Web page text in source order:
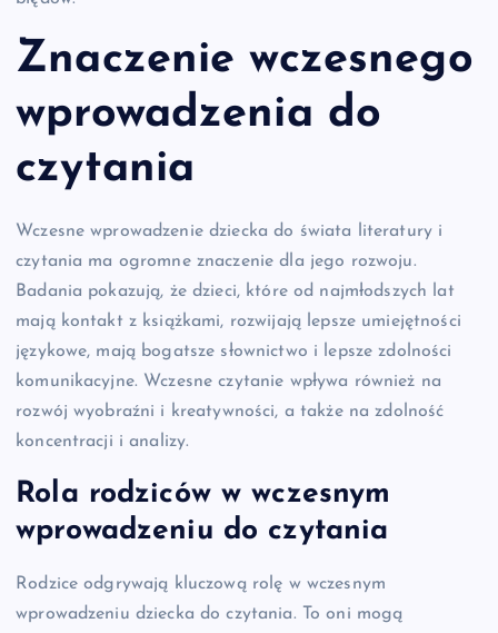
Znaczenie wczesnego
wprowadzenia do
czytania
Wczesne wprowadzenie dziecka do świata literatury i
czytania ma ogromne znaczenie dla jego rozwoju.
Badania pokazują, że dzieci, które od najmłodszych lat
mają kontakt z książkami, rozwijają lepsze umiejętności
językowe, mają bogatsze słownictwo i lepsze zdolności
komunikacyjne. Wczesne czytanie wpływa również na
rozwój wyobraźni i kreatywności, a także na zdolność
koncentracji i analizy.
Rola rodziców w wczesnym
wprowadzeniu do czytania
Rodzice odgrywają kluczową rolę w wczesnym
wprowadzeniu dziecka do czytania. To oni mogą